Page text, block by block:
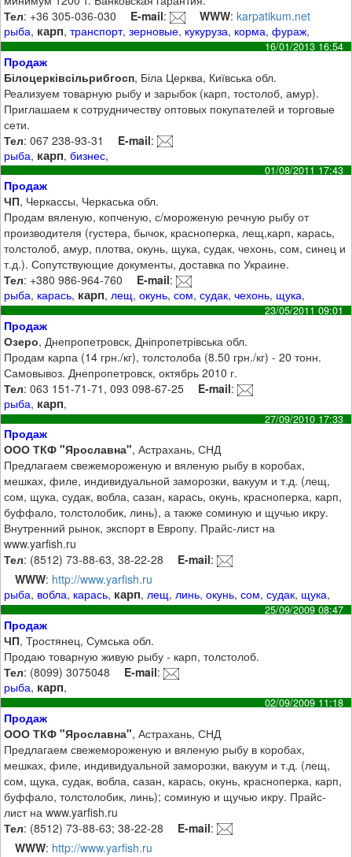
Тел: +36 305-036-030 E-mail: WWW:karpatikum.net
рыба, карп,транспорт,зерновые, кукуруза, корма,фураж,
16/01/2013 16:54
Продаж
Білоцерківсільрибгосп, Біла Церква, Київська обл.
Реализуем товарную рыбу и зарыбок (карп, тостолоб, амур).
Приглашаем к сотрудничеству оптовых покупателей и торговые
сети.
Тел: 067 238-93-31 E-mail:
рыба, карп,бизнес,
01/08/2011 17:43
Продаж
ЧП, Черкассы, Черкаська обл.
Продам вяленую, копченую, с/мороженую речную рыбу от
производителя (густера, бычок, красноперка, лещ,карп, карась,
толстолоб, амур, плотва, окунь, щука, судак, чехонь, сом, синец и
т.д.). Сопутствующие документы, доставка по Украине.
Тел: +380 986-964-760 E-mail:
рыба, карась, карп,лещ,окунь,сом,судак,чехонь, щука,
23/05/2011 09:01
Продаж
Озеро, Днепропетровск, Дніпропетрівська обл.
Продам карпа (14 грн./кг), толстолоба (8.50 грн./кг) - 20 тонн.
Самовывоз. Днепропетровск, октябрь 2010 г.
Тел: 063 151-71-71, 093 098-67-25 E-mail:
рыба, карп,
27/09/2010 17:33
Продаж
ООО ТКФ "Ярославна", Астрахань, СНД
Предлагаем свежемороженую и вяленую рыбу в коробах,
мешках, филе, индивидуальной заморозки, вакуум и т.д. (лещ,
сом, щука, судак, вобла, сазан, карась, окунь, красноперка, карп,
буффало, толстолобик, линь), а также соминую и щучью икру.
Внутренний рынок, экспорт в Европу. Прайс-лист на
www.yarfish.ru
Тел: (8512) 73-88-63, 38-22-28 E-mail:
WWW: http://www.yarfish.ru
рыба, вобла, карась, карп,лещ,линь,окунь,сом,судак, щука,
25/09/2009 08:47
Продаж
ЧП, Тростянец, Сумська обл.
Продаю товарную живую рыбу - карп, толстолоб.
Тел: (8099) 3075048 E-mail:
рыба, карп,
02/09/2009 11:18
Продаж
ООО ТКФ "Ярославна", Астрахань, СНД
Предлагаем свежемороженую и вяленую рыбу в коробах,
мешках, филе, индивидуальной заморозки, вакуум и т.д. (лещ,
сом, щука, судак, вобла, сазан, карась, окунь, красноперка, карп,
буффало, толстолобик, линь); соминую и щучью икру. Прайс-
лист на www.yarfish.ru
Тел: (8512) 73-88-63; 38-22-28 E-mail:
WWW: http://www.yarfish.ru